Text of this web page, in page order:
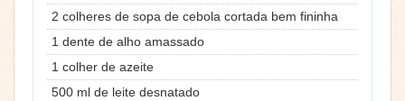
2 colheres de sopa de cebola cortada bem fininha
1 dente de alho amassado
1 colher de azeite
500 ml de leite desnatado